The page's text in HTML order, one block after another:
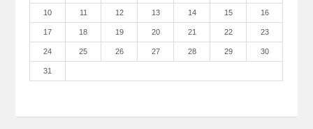
10 11 12 13 14 15 16
17 18 19 20 21 22 23
24 25 26 27 28 29 30
31